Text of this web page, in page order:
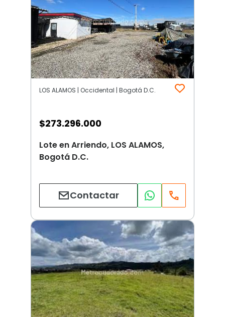
LOS ALAMOS | Occidental | Bogotá D.C.
$273.296.000
Lote en Arriendo, LOS ALAMOS,
Bogotá D.C.
Contactar